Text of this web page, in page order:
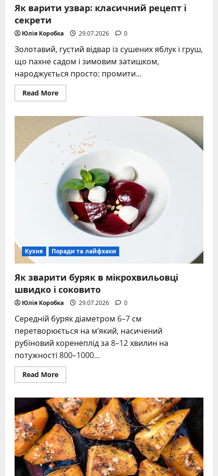
Як варити узвар: класичний рецепт і
секрети
Юлія Коробка 29.07.2026 0
Золотавий, густий відвар із сушених яблук і груш,
що пахне садом і зимовим затишком,
народжується просто: промити...
Read MoreRead
more
варити
узвар:
класичний
і
секрети
Кухня Поради та лайфхаки
Як зварити буряк в мікрохвильовці
швидко і соковито
Юлія Коробка 29.07.2026 0
Середній буряк діаметром 6–7 см
перетворюється на м’який, насичений
рубіновий коренеплід за 8–12 хвилин на
потужності 800–1000...
Read MoreRead
more
зварити
буряк
в
мікрохвильовці
швидко
і
соковито